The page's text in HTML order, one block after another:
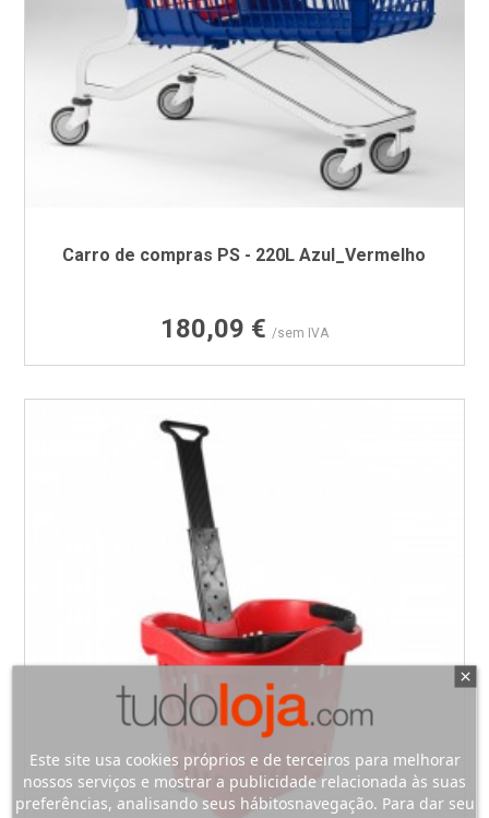
Carro de compras PS - 220L Azul_Vermelho
Preço
180,09 € /sem IVA
Este site usa cookies próprios e de terceiros para melhorar
nossos serviços e mostrar a publicidade relacionada às suas
preferências, analisando seus hábitosnavegação. Para dar seu